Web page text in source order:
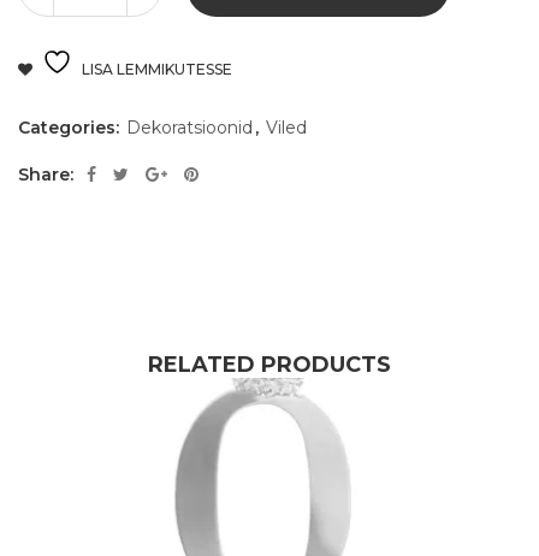
LISA LEMMIKUTESSE
Categories: Dekoratsioonid , Viled
Share:
RELATED PRODUCTS